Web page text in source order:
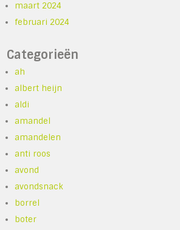
maart 2024
februari 2024
Categorieën
ah
albert heijn
aldi
amandel
amandelen
anti roos
avond
avondsnack
borrel
boter